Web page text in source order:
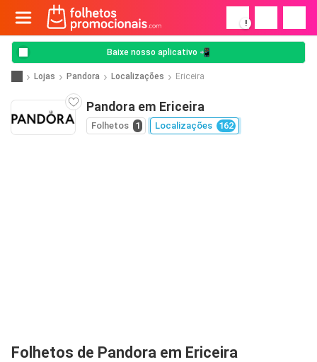
!
Baixe nosso aplicativo 📲
Lojas Pandora Localizações Ericeira
Pandora em Ericeira
Folhetos 1 Localizações 162
Folhetos de Pandora em Ericeira